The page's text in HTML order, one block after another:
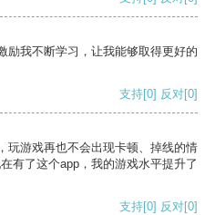
励我不断学习，让我能够取得更好的
支持[0] 反对[0]
玩游戏再也不会出现卡顿、掉线的情
有了这个app，我的游戏水平提升了
支持[0] 反对[0]